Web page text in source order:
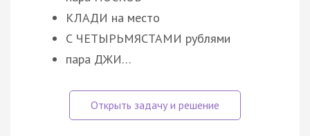
КЛАДИ на место
С ЧЕТЫРЬМЯСТАМИ рублями
пара ДЖИ…